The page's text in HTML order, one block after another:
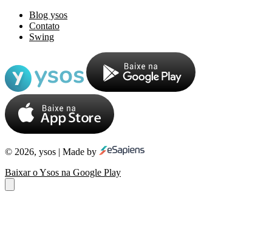
Blog ysos
Contato
Swing
© 2026, ysos | Made by
Baixar o Ysos na Google Play